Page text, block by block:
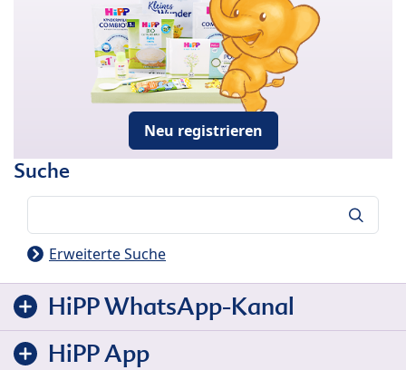
Neu registrieren
Suche
Erweiterte Suche
HiPP WhatsApp-Kanal
HiPP App